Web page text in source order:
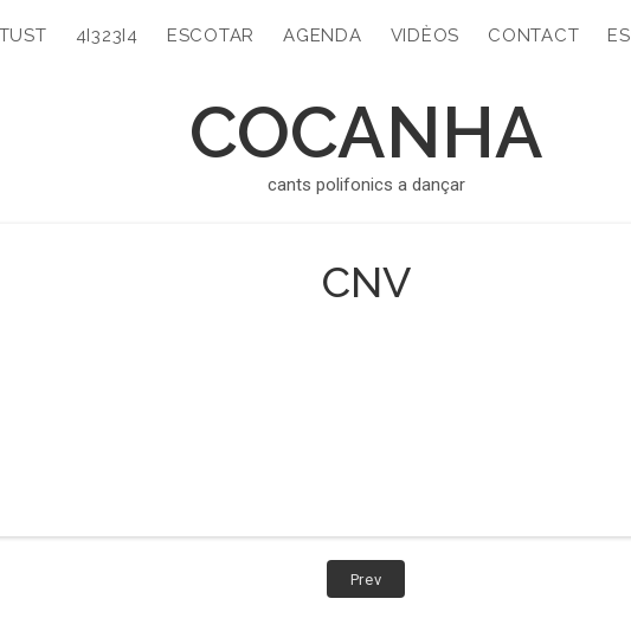
COCANHA
cants polifonics a dançar
TUST 4I323I4 ESCOTAR AGENDA VIDÈOS CONTACT
CNV
PrevPost:
CNV